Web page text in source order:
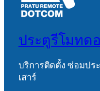
ประตูรีโมทด
บริการติดตั้ง ซ่อมปร
เสาร์